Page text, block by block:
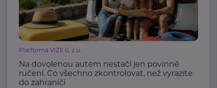
Platforma VIZE 0, z.ú.
Na dovolenou autem nestačí jen povinné
ručení. Co všechno zkontrolovat, než vyrazíte
do zahraničí